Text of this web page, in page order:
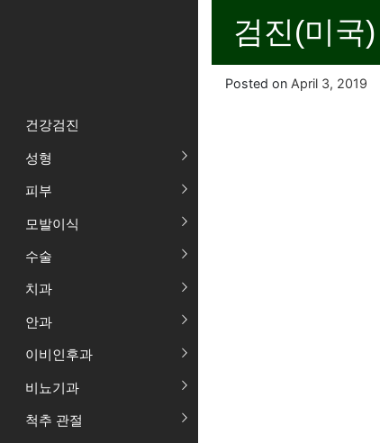
건강검진
성형
피부
모발이식
수술
치과
안과
이비인후과
비뇨기과
척추 관절
검진(미국)
Posted on April 3, 2019